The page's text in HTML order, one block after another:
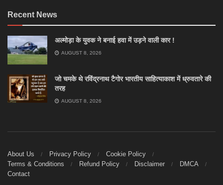
Recent News
अल्मोड़ा के युवक ने बनाई हवा में उड़ने वाली कार !
AUGUST 8, 2026
जो चमके थे रविंद्रनाथ टैगोर भारतीय साहित्याकाश में ध्रुवतारे की
तरह
AUGUST 8, 2026
About Us Privacy Policy
Cookie Policy
Terms & Conditions
Refund Policy Disclaimer
DMCA
Contact